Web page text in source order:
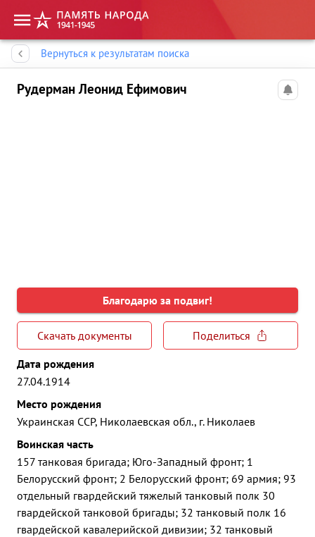
Вернуться к результатам поиска
Рудерман Леонид Ефимович
Благодарю за подвиг!
Скачать документы
Поделиться
Дата рождения
27.04.1914
Место рождения
Украинская ССР, Николаевская обл., г. Николаев
Воинская часть
157 танковая бригада; Юго-Западный фронт; 1
Белорусский фронт; 2 Белорусский фронт; 69 армия; 93
отдельный гвардейский тяжелый танковый полк 30
гвардейской танковой бригады; 32 танковый полк 16
гвардейской кавалерийской дивизии; 32 танковый
Память народа